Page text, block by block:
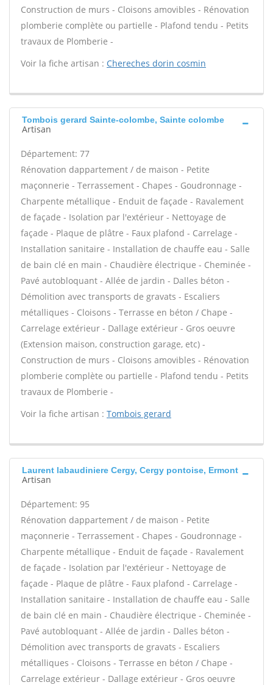
Construction de murs - Cloisons amovibles - Rénovation
plomberie complète ou partielle - Plafond tendu - Petits
travaux de Plomberie -
Voir la fiche artisan : Chereches dorin cosmin
Tombois gerard Sainte-colombe, Sainte colombe
Artisan
Département: 77
Rénovation dappartement / de maison - Petite
maçonnerie - Terrassement - Chapes - Goudronnage -
Charpente métallique - Enduit de façade - Ravalement
de façade - Isolation par l'extérieur - Nettoyage de
façade - Plaque de plâtre - Faux plafond - Carrelage -
Installation sanitaire - Installation de chauffe eau - Salle
de bain clé en main - Chaudière électrique - Cheminée -
Pavé autobloquant - Allée de jardin - Dalles béton -
Démolition avec transports de gravats - Escaliers
métalliques - Cloisons - Terrasse en béton / Chape -
Carrelage extérieur - Dallage extérieur - Gros oeuvre
(Extension maison, construction garage, etc) -
Construction de murs - Cloisons amovibles - Rénovation
plomberie complète ou partielle - Plafond tendu - Petits
travaux de Plomberie -
Voir la fiche artisan : Tombois gerard
Laurent labaudiniere Cergy, Cergy pontoise, Ermont
Artisan
Département: 95
Rénovation dappartement / de maison - Petite
maçonnerie - Terrassement - Chapes - Goudronnage -
Charpente métallique - Enduit de façade - Ravalement
de façade - Isolation par l'extérieur - Nettoyage de
façade - Plaque de plâtre - Faux plafond - Carrelage -
Installation sanitaire - Installation de chauffe eau - Salle
de bain clé en main - Chaudière électrique - Cheminée -
Pavé autobloquant - Allée de jardin - Dalles béton -
Démolition avec transports de gravats - Escaliers
métalliques - Cloisons - Terrasse en béton / Chape -
Carrelage extérieur - Dallage extérieur - Gros oeuvre